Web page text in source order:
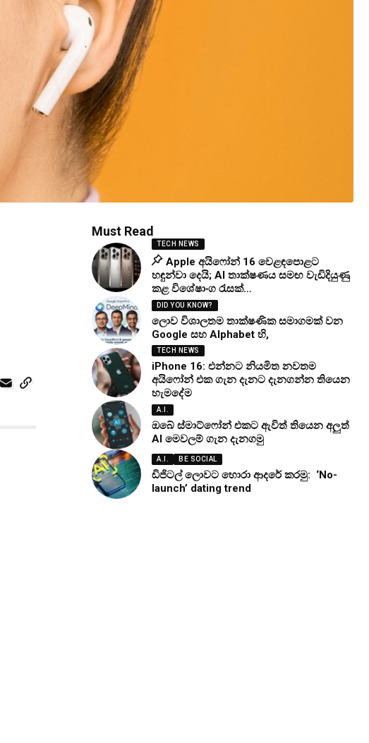
Must Read
TECH NEWS
Apple අයිෆෝන් 16 වෙළඳපොළට
හඳුන්වා දෙයි; AI තාක්ෂණය සමඟ වැඩිදියුණු
කළ විශේෂාංග රැසක්…
DID YOU KNOW?
ලොව විශාලතම තාක්ෂණික සමාගමක් වන
Google සහ Alphabet හි,
TECH NEWS
iPhone 16: එන්නට නියමිත නවතම
අයිෆෝන් එක ගැන දැනට දැනගන්න තියෙන
හැමදේම
A.I.
ඔබේ ස්මාට්ෆෝන් එකට ඇවිත් තියෙන අලුත්
AI මෙවලම් ගැන දැනගමු
A.I. BE SOCIAL
ඩිජිටල් ලොවට හොරා ආදරේ කරමු: ‘No-
launch’ dating trend